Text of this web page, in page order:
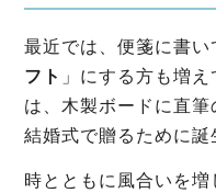
最近では、便箋に書い
フト 」にする方も増
は、木製ボードに直
結婚式で贈るために誕
時とともに風合いを